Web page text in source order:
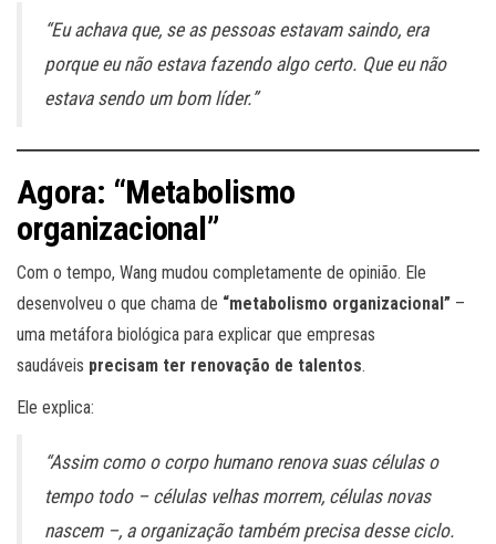
“Eu achava que, se as pessoas estavam saindo, era
porque eu não estava fazendo algo certo. Que eu não
estava sendo um bom líder.”
Agora: “Metabolismo
organizacional”
Com o tempo, Wang mudou completamente de opinião. Ele
desenvolveu o que chama de “metabolismo organizacional” –
uma metáfora biológica para explicar que empresas
saudáveis precisam ter renovação de talentos.
Ele explica:
“Assim como o corpo humano renova suas células o
tempo todo – células velhas morrem, células novas
nascem –, a organização também precisa desse ciclo.